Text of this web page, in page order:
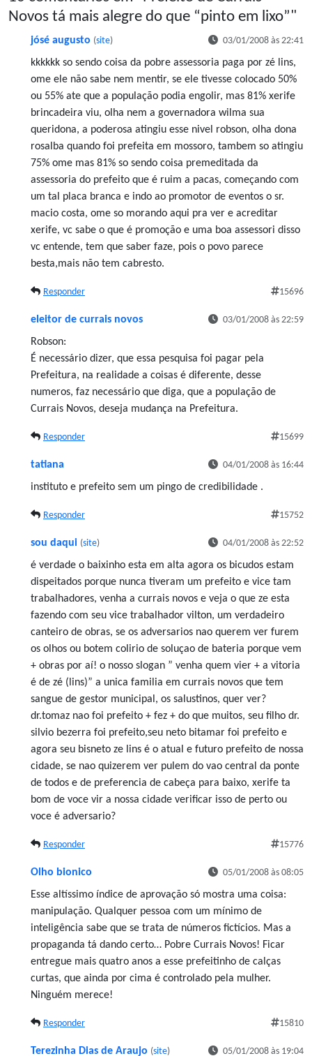
Novos tá mais alegre do que “pinto em lixo”"
jósé augusto (site) 03/01/2008 às 22:41
kkkkkk so sendo coisa da pobre assessoria paga por zé lins,
ome ele não sabe nem mentir, se ele tivesse colocado 50%
ou 55% ate que a população podia engolir, mas 81% xerife
brincadeira viu, olha nem a governadora wilma sua
queridona, a poderosa atingiu esse nivel robson, olha dona
rosalba quando foi prefeita em mossoro, tambem so atingiu
75% ome mas 81% so sendo coisa premeditada da
assessoria do prefeito que é ruim a pacas, começando com
um tal placa branca e indo ao promotor de eventos o sr.
macio costa, ome so morando aqui pra ver e acreditar
xerife, vc sabe o que é promoção e uma boa assessori disso
vc entende, tem que saber faze, pois o povo parece
besta,mais não tem cabresto.
Responder 15696
eleitor de currais novos 03/01/2008 às 22:59
Robson:
É necessário dizer, que essa pesquisa foi pagar pela
Prefeitura, na realidade a coisas é diferente, desse
numeros, faz necessário que diga, que a população de
Currais Novos, deseja mudança na Prefeitura.
Responder 15699
tatiana 04/01/2008 às 16:44
instituto e prefeito sem um pingo de credibilidade .
Responder 15752
sou daqui (site) 04/01/2008 às 22:52
é verdade o baixinho esta em alta agora os bicudos estam
dispeitados porque nunca tiveram um prefeito e vice tam
trabalhadores, venha a currais novos e veja o que ze esta
fazendo com seu vice trabalhador vilton, um verdadeiro
canteiro de obras, se os adversarios nao querem ver furem
os olhos ou botem colirio de soluçao de bateria porque vem
+ obras por aí! o nosso slogan ” venha quem vier + a vitoria
é de zé (lins)” a unica familia em currais novos que tem
sangue de gestor municipal, os salustinos, quer ver?
dr.tomaz nao foi prefeito + fez + do que muitos, seu filho dr.
silvio bezerra foi prefeito,seu neto bitamar foi prefeito e
agora seu bisneto ze lins é o atual e futuro prefeito de nossa
cidade, se nao quizerem ver pulem do vao central da ponte
de todos e de preferencia de cabeça para baixo, xerife ta
bom de voce vir a nossa cidade verificar isso de perto ou
voce é adversario?
Responder 15776
Olho bionico 05/01/2008 às 08:05
Esse altíssimo índice de aprovação só mostra uma coisa:
manipulação. Qualquer pessoa com um mínimo de
inteligência sabe que se trata de números fictícios. Mas a
propaganda tá dando certo… Pobre Currais Novos! Ficar
entregue mais quatro anos a esse prefeitinho de calças
curtas, que ainda por cima é controlado pela mulher.
Ninguém merece!
Responder 15810
Terezinha Dias de Araujo (site) 05/01/2008 às 19:04